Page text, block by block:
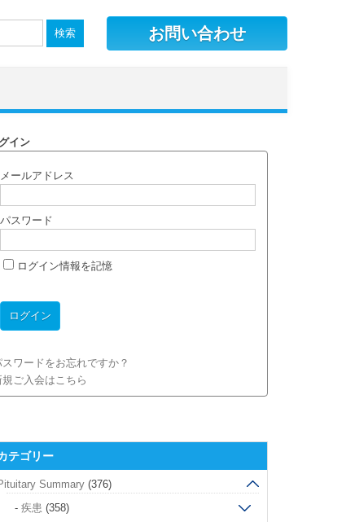
お問い合わせ
イン
メールアドレス
パスワード
ログイン情報を記憶
スワードをお忘れですか？
規ご入会はこちら
テゴリー
Summary(376)
疾患 (358)